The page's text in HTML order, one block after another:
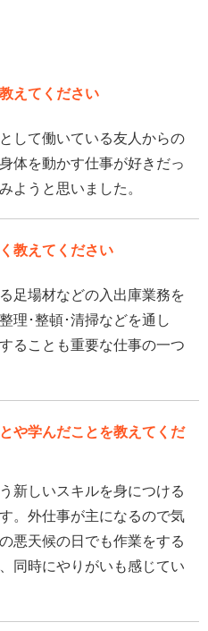
えてください
して働いている友人からの
体を動かす仕事が好きだっ
ようと思いました。
教えてください
足場材などの入出庫業務を
理･整頓･清掃などを通し
ることも重要な仕事の一つ
や学んだことを教えてくだ
新しいスキルを身につける
。外仕事が主になるので気
悪天候の日でも作業をする
同時にやりがいも感じてい